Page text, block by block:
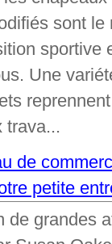
sont
sportive
Une
trava...
de
petite
de grandes